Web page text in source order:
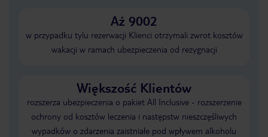
Aż 9002
w przypadku tylu rezerwacji Klienci otrzymali zwrot kosztów
wakacji w ramach ubezpieczenia od rezygnacji
Większość Klientów
rozszerza ubezpieczenia o pakiet All Inclusive - rozszerzenie
ochrony od kosztów leczenia i następstw nieszczęśliwych
wypadków o zdarzenia zaistniałe pod wpływem alkoholu